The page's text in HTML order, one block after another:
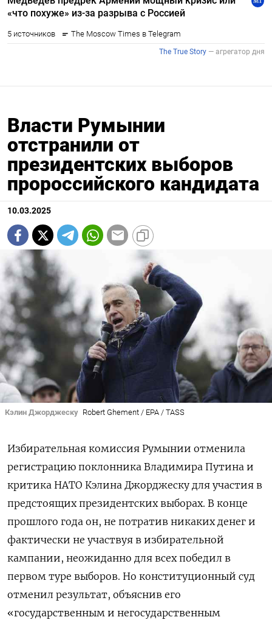
Власти Румынии
отстранили от
президентских выборов
пророссийского кандидата
10.03.2025
Кэлин Джорджеску Robert Ghement / EPA / TASS
Избирательная комиссия Румынии отменила
регистрацию поклонника Владимира Путина и
критика НАТО Кэлина Джорджеску для участия в
предстоящих президентских выборах. В конце
прошлого года он, не потратив никаких денег и
фактически не участвуя в избирательной
кампании, неожиданно для всех победил в
первом туре выборов. Но конституционный суд
отменил результат, объяснив его
«государственным и негосударственным